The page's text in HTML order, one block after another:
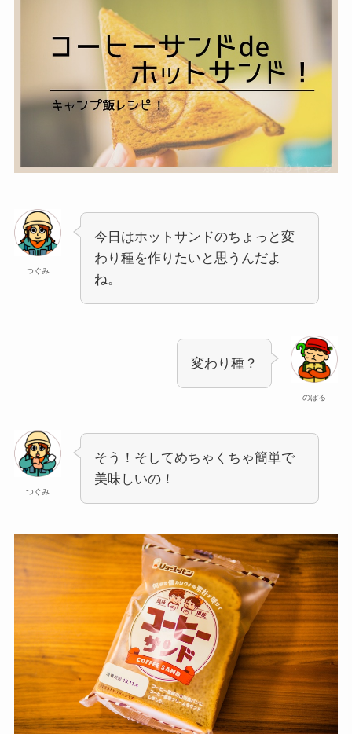
つぐみ
今日はホットサンドのちょっと変
わり種を作りたいと思うんだよ
ね。
のぼる
変わり種？
つぐみ
そう！そしてめちゃくちゃ簡単で
美味しいの！